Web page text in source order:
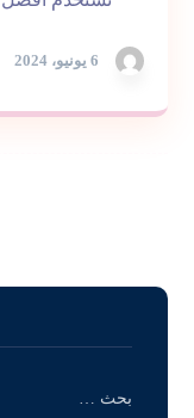
6 يونيو، 2024